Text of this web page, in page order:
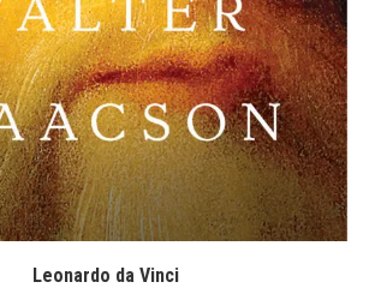
Leonardo da Vinci